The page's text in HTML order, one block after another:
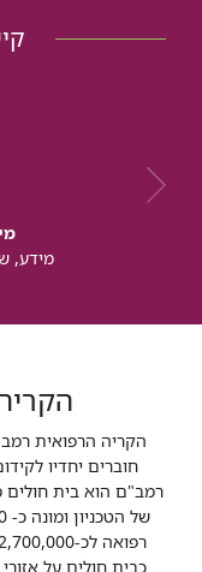
מידע,
הקריה הרפואית
חוברים יחדיו
רמב"ם הוא בית
כבית חולים על אזורי עבור 12 בתי חולים בצפון